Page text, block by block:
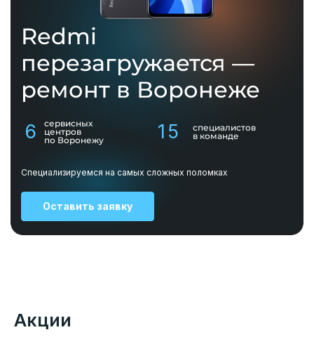
Redmi
перезагружается —
ремонт в Воронеже
6
сервисных
центров
по Воронежу
15
специалистов
в команде
Специализируемся на самых сложных поломках
Оставить заявку
Акции